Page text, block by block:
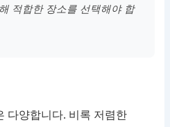
적합한 장소를 선택해야 합
다양합니다. 비록 저렴한